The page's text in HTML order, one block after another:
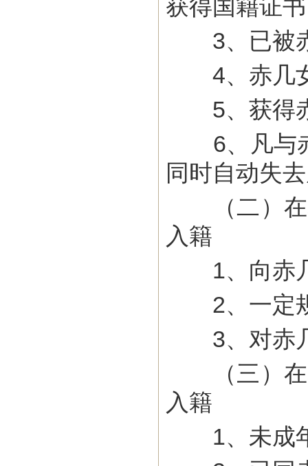
获得国籍证
3、已被赤
4、赤几女
5、获得赤
6、凡与赤
同时自动失
（二）在
入籍
1、向赤几
2、一定规
3、对赤几
（三）在
入籍
1、未成年